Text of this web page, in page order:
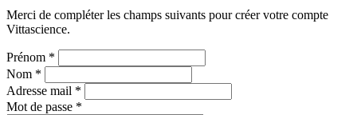
Merci de compléter les champs suivants pour créer votre compte
Vittascience.
Prénom *
Nom *
Adresse mail *
Mot de passe *